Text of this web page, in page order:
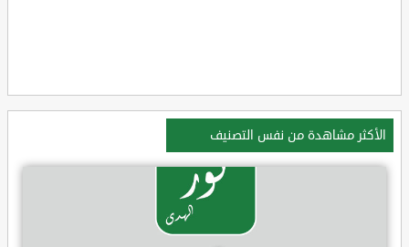
الأكثر مشاهدة من نفس التصنيف